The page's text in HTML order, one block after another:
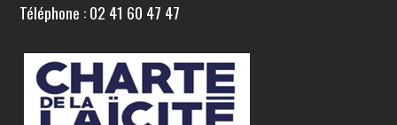
Téléphone : 02 41 60 47 47